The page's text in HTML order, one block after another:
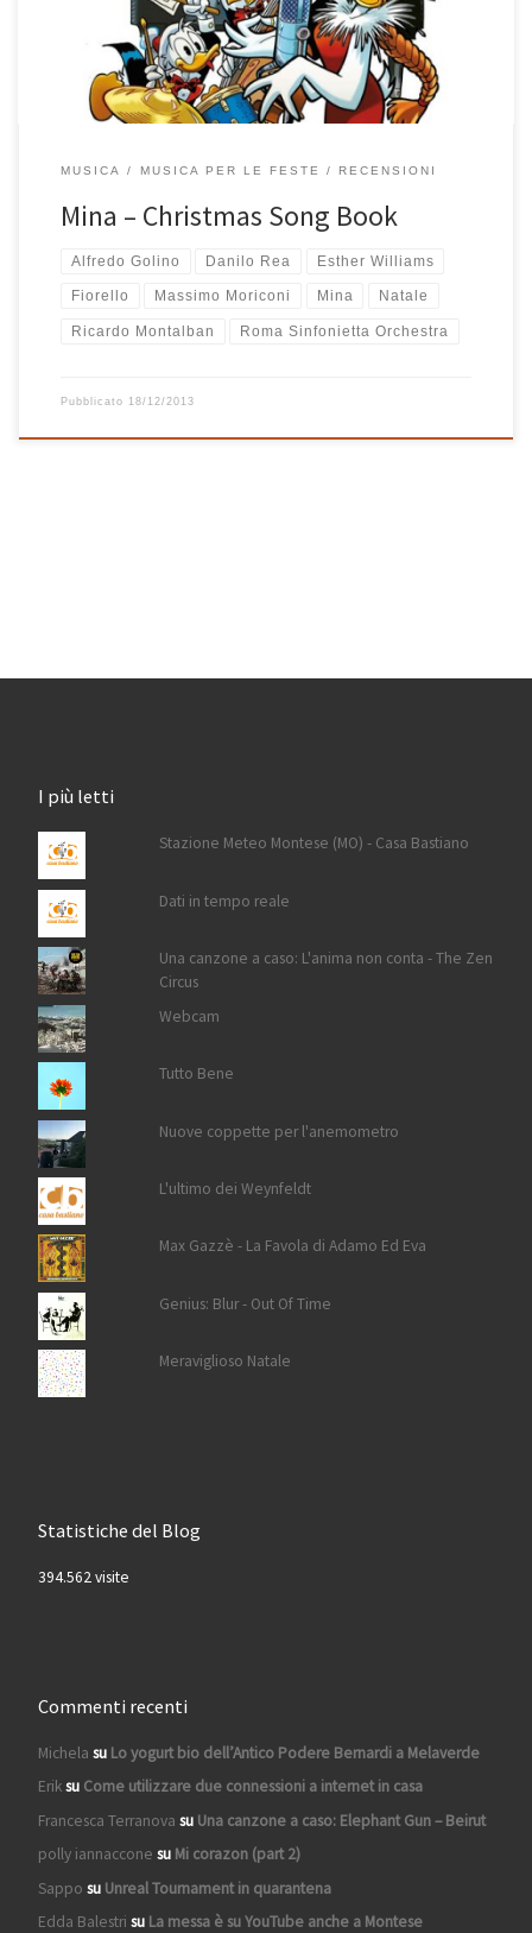
in quattro brani, della Roma Sinfonietta Orchestra. Unico ospite
speciale chiamato a […]
MUSICA MUSICA PER LE FESTE RECENSIONI
Mina – Christmas Song Book
Alfredo Golino Danilo Rea Esther Williams
Fiorello Massimo Moriconi Mina Natale
Ricardo Montalban Roma Sinfonietta Orchestra
Pubblicato 18/12/2013
I più letti
Stazione Meteo Montese (MO) - Casa Bastiano
Dati in tempo reale
Una canzone a caso: L'anima non conta - The Zen
Circus
Webcam
Tutto Bene
Nuove coppette per l'anemometro
L'ultimo dei Weynfeldt
Max Gazzè - La Favola di Adamo Ed Eva
Genius: Blur - Out Of Time
Meraviglioso Natale
Statistiche del Blog
394.562 visite
Commenti recenti
Michela su Lo yogurt bio dell’Antico Podere Bernardi a Melaverde
Eriksu Come utilizzare due connessioni a internet in casa
Francesca Terranova su Una canzone a caso: Elephant Gun – Beirut
polly iannaccone su Mi corazon (part 2)
Sappo su Unreal Tournament in quarantena
Edda Balestri su La messa è su YouTube anche a Montese